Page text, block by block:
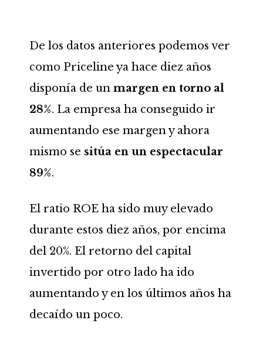
De los datos anteriores podemos ver
como Priceline ya hace diez años
disponía de un margen en torno al
28%. La empresa ha conseguido ir
aumentando ese margen y ahora
mismo se sitúa en un espectacular
89%.
El ratio ROE ha sido muy elevado
durante estos diez años, por encima
del 20%. El retorno del capital
invertido por otro lado ha ido
aumentando y en los últimos años ha
decaído un poco.